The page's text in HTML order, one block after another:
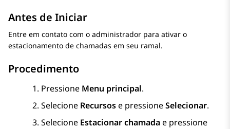
Antes de Iniciar
Entre em contato com o administrador para ativar o
estacionamento de chamadas em seu ramal.
Procedimento
Pressione Menu principal.
Selecione Recursose pressioneSelecionar.
Selecione Estacionar chamadae pressione